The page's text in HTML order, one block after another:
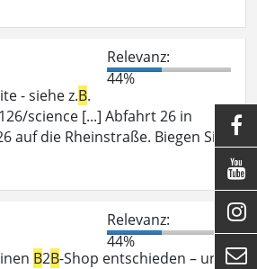
Relevanz:
44%
- siehe z.B.
science [...] Abfahrt 26 in
auf die Rheinstraße. Biegen Sie
Relevanz:
44%
B2B-Shop entschieden – und



